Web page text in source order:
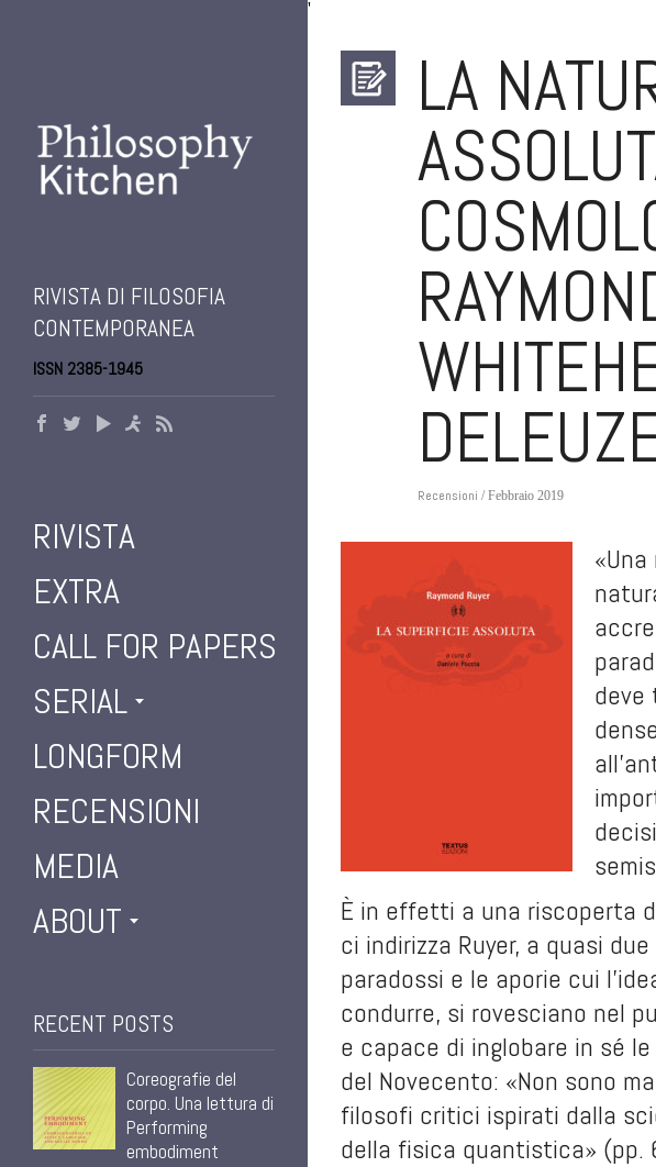
'
RIVISTA DI FILOSOFIA
CONTEMPORANEA
ISSN 2385-1945
RIVISTA
EXTRA
CALL FOR PAPERS
SERIAL
LONGFORM
RECENSIONI
MEDIA
ABOUT
RECENT POSTS
Coreografie del
corpo. Una lettura di
Performing
embodiment
LA
Recensioni / Febbraio 2019
deve
È in effetti a una riscoperta
ci indirizza Ruyer, a quasi
paradossi e le aporie cui
condurre, si rovesciano nel
e capace di inglobare in sé
del Novecento: «Non sono
filosofi critici ispirati dalla
della fisica quantistica» (pp.